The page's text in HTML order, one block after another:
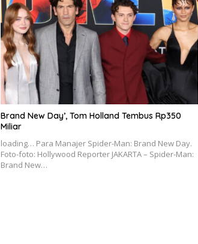
Brand New Day’, Tom Holland Tembus Rp350
Miliar
loading… Para Manajer Spider-Man: Brand New Day.
Foto-foto: Hollywood Reporter JAKARTA – Spider-Man:
Brand New…